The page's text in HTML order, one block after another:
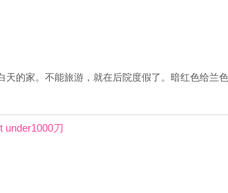
天的家。不能旅游，就在后院度假了。暗红色给兰
under1000刀